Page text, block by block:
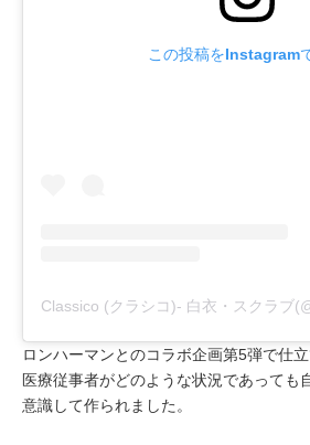
この投稿をInstagram
ロンハーマンとのコラボ企画第5弾で仕
医療従事者がどのような状況であっても
意識して作られました。